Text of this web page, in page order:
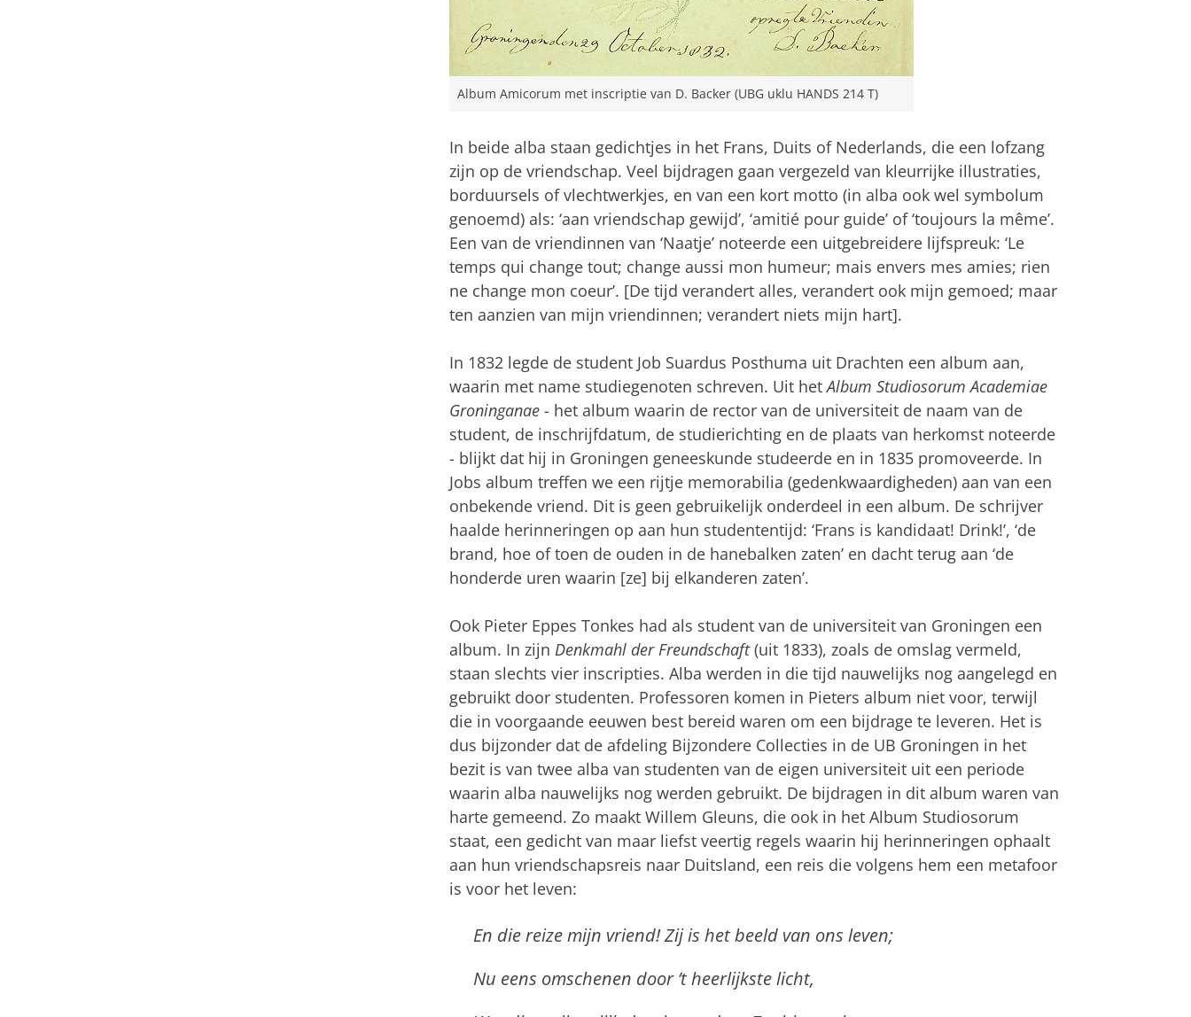
Album Amicorum met inscriptie van D. Backer (UBG uklu HANDS 214 T)
In beide alba staan gedichtjes in het Frans, Duits of Nederlands, die een lofzang
zijn op de vriendschap. Veel bijdragen gaan vergezeld van kleurrijke illustraties,
borduursels of vlechtwerkjes, en van een kort motto (in alba ook wel symbolum
genoemd) als: ‘aan vriendschap gewijd’, ‘amitié pour guide’ of ‘toujours la même’.
Een van de vriendinnen van ‘Naatje’ noteerde een uitgebreidere lijfspreuk: ‘Le
temps qui change tout; change aussi mon humeur; mais envers mes amies; rien
ne change mon coeur’. [De tijd verandert alles, verandert ook mijn gemoed; maar
ten aanzien van mijn vriendinnen; verandert niets mijn hart].
In 1832 legde de student Job Suardus Posthuma uit Drachten een album aan,
waarin met name studiegenoten schreven. Uit hetAlbum Studiosorum Academiae
Groninganae- het album waarin de rector van de universiteit de naam van de
student, de inschrijfdatum, de studierichting en de plaats van herkomst noteerde
- blijkt dat hij in Groningen geneeskunde studeerde en in 1835 promoveerde. In
Jobs album treffen we een rijtje memorabilia (gedenkwaardigheden) aan van een
onbekende vriend. Dit is geen gebruikelijk onderdeel in een album. De schrijver
haalde herinneringen op aan hun studententijd: ‘Frans is kandidaat! Drink!’, ‘de
brand, hoe of toen de ouden in de hanebalken zaten’ en dacht terug aan ‘de
honderde uren waarin [ze] bij elkanderen zaten’.
Ook Pieter Eppes Tonkes had als student van de universiteit van Groningen een
album. In zijn Denkmahl der Freundschaft(uit 1833), zoals de omslag vermeld,
staan slechts vier inscripties. Alba werden in die tijd nauwelijks nog aangelegd en
gebruikt door studenten. Professoren komen in Pieters album niet voor, terwijl
die in voorgaande eeuwen best bereid waren om een bijdrage te leveren. Het is
dus bijzonder dat de afdeling Bijzondere Collecties in de UB Groningen in het
bezit is van twee alba van studenten van de eigen universiteit uit een periode
waarin alba nauwelijks nog werden gebruikt. De bijdragen in dit album waren van
harte gemeend. Zo maakt Willem Gleuns, die ook in het Album Studiosorum
staat, een gedicht van maar liefst veertig regels waarin hij herinneringen ophaalt
aan hun vriendschapsreis naar Duitsland, een reis die volgens hem een metafoor
is voor het leven:
En die reize mijn vriend! Zij is het beeld van ons leven;
Nu eens omschenen door ’t heerlijkste licht,